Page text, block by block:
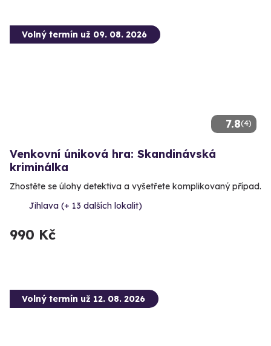
7.8(4)
Volný termín už 09. 08. 2026
Venkovní úniková hra: Skandinávská
kriminálka
Zhostěte se úlohy detektiva a vyšetřete komplikovaný případ.
Jihlava (+ 13 dalších lokalit)
990 Kč
Volný termín už 12. 08. 2026